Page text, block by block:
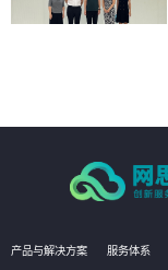
产品与解决方案 服务体系